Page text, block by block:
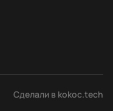
Сделали в kokoc.tech